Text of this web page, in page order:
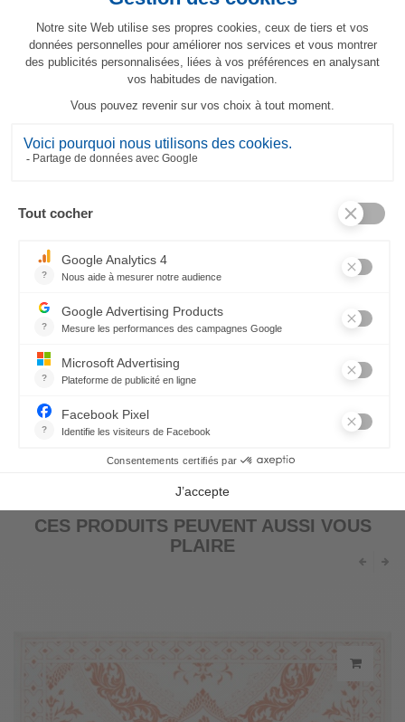
Nappe Arné
479,00 €
CES PRODUITS PEUVENT AUSSI VOUS
PLAIRE